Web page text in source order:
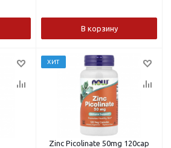
В корзину
ХИТ
Zinc Picolinate 50mg 120cap